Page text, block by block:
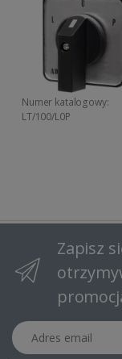
Numer katalogowy:
LT/100/L0P
Zapisz
Adres email